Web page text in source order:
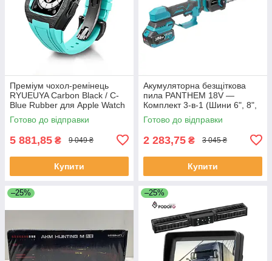
Преміум чохол-ремінець
RYUEUYA Carbon Black / C-
Blue Rubber для Apple Watch
44mm/45mm, карбоновий
корпус для Епл Вотч
Готово до відправки
5 881,85 ₴ 9 049 ₴
Купити
Акумуляторна безщіткова
пила PANTHEM 18V —
Комплект 3-в-1 (Шини 6", 8",
12")
Готово до відправки
2 283,75 ₴ 3 045 ₴
Купити
–25% –25%